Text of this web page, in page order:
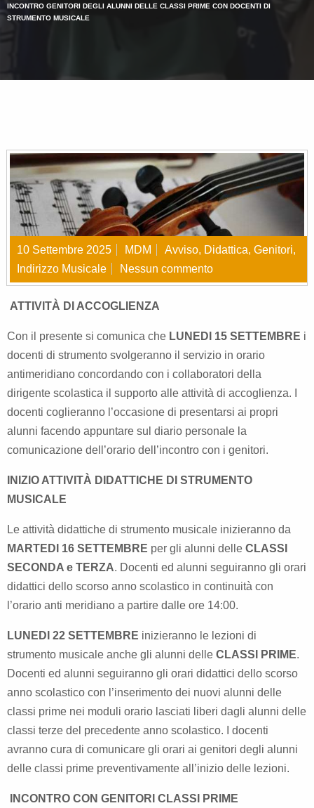
INCONTRO GENITORI DEGLI ALUNNI DELLE CLASSI PRIME CON DOCENTI DI
STRUMENTO MUSICALE
10 Settembre 2025 MDM Avviso, Didattica, Genitori,
Indirizzo Musicale
Nessun commento
ATTIVITÀ DI ACCOGLIENZA
Con il presente si comunica che LUNEDI 15 SETTEMBRE i
docenti di strumento svolgeranno il servizio in orario
antimeridiano concordando con i collaboratori della
dirigente scolastica il supporto alle attività di accoglienza. I
docenti coglieranno l’occasione di presentarsi ai propri
alunni facendo appuntare sul diario personale la
comunicazione dell’orario dell’incontro con i genitori.
INIZIO ATTIVITÀ DIDATTICHE DI STRUMENTO
MUSICALE
Le attività didattiche di strumento musicale inizieranno da
MARTEDI 16 SETTEMBRE per gli alunni delle CLASSI
SECONDA e TERZA. Docenti ed alunni seguiranno gli orari
didattici dello scorso anno scolastico in continuità con
l’orario anti meridiano a partire dalle ore 14:00.
LUNEDI 22 SETTEMBRE inizieranno le lezioni di
strumento musicale anche gli alunni delle CLASSI PRIME.
Docenti ed alunni seguiranno gli orari didattici dello scorso
anno scolastico con l’inserimento dei nuovi alunni delle
classi prime nei moduli orario lasciati liberi dagli alunni delle
classi terze del precedente anno scolastico. I docenti
avranno cura di comunicare gli orari ai genitori degli alunni
delle classi prime preventivamente all’inizio delle lezioni.
INCONTRO CON GENITORI CLASSI PRIME